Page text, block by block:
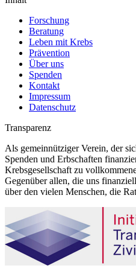
Forschung
Beratung
Leben mit Krebs
Prävention
Über uns
Spenden
Kontakt
Impressum
Datenschutz
Transparenz
Als gemeinnütziger Verein, der
Spenden und Erbschaften
Krebsgesellschaft zu
Gegenüber allen, die uns
über den vielen Menschen, die